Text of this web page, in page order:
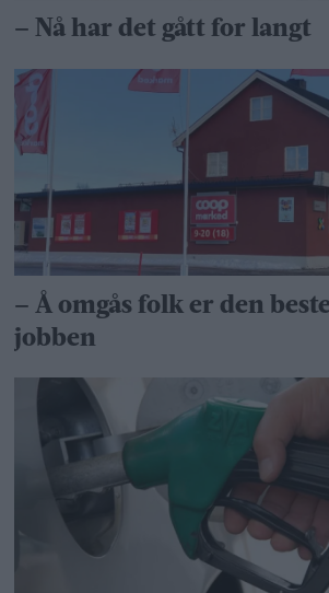
– Nå har det gått for langt
– Å omgås folk er den
jobben